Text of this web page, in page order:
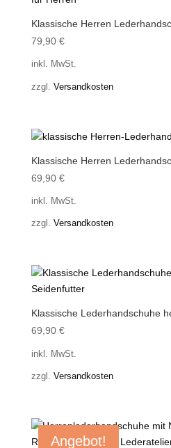
Klassische Herren
79,90 €
inkl. MwSt.
zzgl. Versandkosten
Klassische Herren
69,90 €
inkl. MwSt.
zzgl. Versandkosten
Klassische Lederhandschuhe
69,90 €
inkl. MwSt.
zzgl. Versandkosten
Angebot!